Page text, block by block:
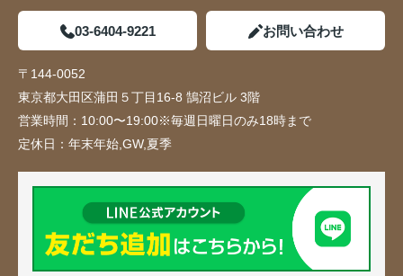
03-6404-9221 お問い合わせ
〒144-0052
東京都大田区蒲田５丁目16-8 鵠沼ビル 3階
営業時間： 10:00〜19:00※毎週日曜日のみ18時まで
定休日： 年末年始,GW,夏季